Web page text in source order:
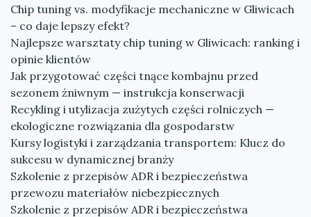
Chip tuning vs. modyfikacje mechaniczne w Gliwicach
– co daje lepszy efekt?
Najlepsze warsztaty chip tuning w Gliwicach: ranking i
opinie klientów
Jak przygotować części tnące kombajnu przed
sezonem żniwnym — instrukcja konserwacji
Recykling i utylizacja zużytych części rolniczych —
ekologiczne rozwiązania dla gospodarstw
Kursy logistyki i zarządzania transportem: Klucz do
sukcesu w dynamicznej branży
Szkolenie z przepisów ADR i bezpieczeństwa
przewozu materiałów niebezpiecznych
Szkolenie z przepisów ADR i bezpieczeństwa